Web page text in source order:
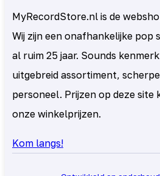
MyRecordStore.nl is de
Wij zijn een onafhankelijke pop
al ruim 25 jaar. Sounds
uitgebreid assortiment,
personeel. Prijzen op deze site
onze winkelprijzen.
Kom langs!